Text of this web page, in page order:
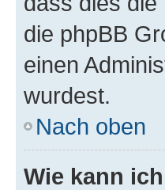
die phpBB
einen
wurdest.
Nach oben
Wie kann